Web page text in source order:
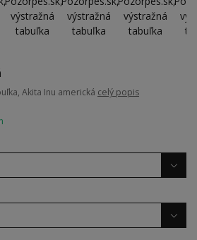
Akita Inu americká celý popis